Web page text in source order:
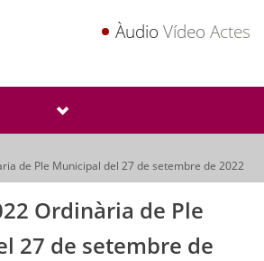
Àudio Vídeo Actes
de Ple Municipal del 27 de setembre de 2022
Ordinària de Ple
27 de setembre de